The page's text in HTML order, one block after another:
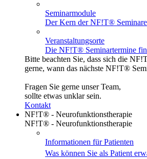
Seminarmodule
Der Kern der NF!T®
Veranstaltungsorte
Die NF!T® Seminartermine
Bitte beachten Sie, dass sich die
gerne, wann das nächste NF!T®
Fragen Sie gerne unser Team,
sollte etwas unklar sein.
Kontakt
NF!T® - Neurofunktionstherapie
NF!T® - Neurofunktionstherapie
Informationen für Patienten
Was können Sie als Patient